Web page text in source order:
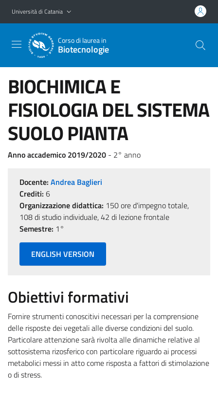
Vai al contenuto principale
Vai al menu di navigazione
Università di Catania
Corso di laurea in
Biotecnologie
BIOCHIMICA E
FISIOLOGIA DEL SISTEMA
SUOLO PIANTA
Anno accademico 2019/2020 - 2° anno
Docente: Andrea Baglieri
Crediti: 6
Organizzazione didattica: 150 ore d'impegno totale,
108 di studio individuale, 42 di lezione frontale
Semestre: 1°
ENGLISH VERSION
Obiettivi formativi
Fornire strumenti conoscitivi necessari per la comprensione
delle risposte dei vegetali alle diverse condizioni del suolo.
Particolare attenzione sarà rivolta alle dinamiche relative al
sottosistema rizosferico con particolare riguardo ai processi
metabolici messi in atto come risposta a fattori di stimolazione
o di stress.